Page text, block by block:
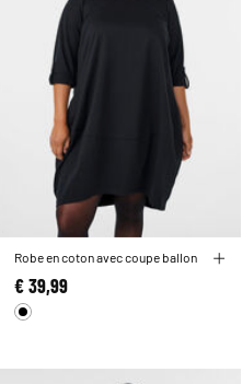
Robe en coton avec coupe ballon
€ 39,99